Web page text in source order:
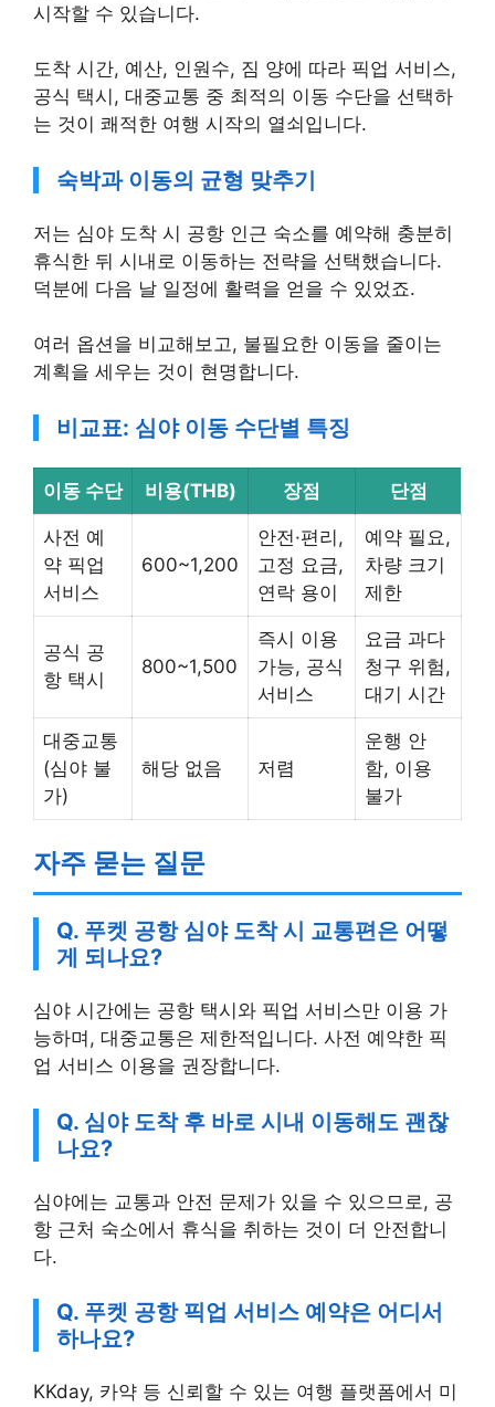
시작할 수 있습니다.
도착 시간, 예산, 인원수, 짐 양에 따라 픽업 서비스,
공식 택시, 대중교통 중 최적의 이동 수단을 선택하
는 것이 쾌적한 여행 시작의 열쇠입니다.
숙박과 이동의 균형 맞추기
저는 심야 도착 시 공항 인근 숙소를 예약해 충분히
휴식한 뒤 시내로 이동하는 전략을 선택했습니다.
덕분에 다음 날 일정에 활력을 얻을 수 있었죠.
여러 옵션을 비교해보고, 불필요한 이동을 줄이는
계획을 세우는 것이 현명합니다.
비교표: 심야 이동 수단별 특징
이동 수단 비용(THB) 장점 단점
사전 예
약 픽업
서비스
600~1,200
안전·편리,
고정 요금,
연락 용이
예약 필요,
차량 크기
제한
공식 공
항 택시
800~1,500
즉시 이용
가능, 공식
서비스
요금 과다
청구 위험,
대기 시간
대중교통
(심야 불
가)
해당 없음 저렴
운행 안
함, 이용
불가
자주 묻는 질문
Q. 푸켓 공항 심야 도착 시 교통편은 어떻
게 되나요?
심야 시간에는 공항 택시와 픽업 서비스만 이용 가
능하며, 대중교통은 제한적입니다. 사전 예약한 픽
업 서비스 이용을 권장합니다.
Q. 심야 도착 후 바로 시내 이동해도 괜찮
나요?
심야에는 교통과 안전 문제가 있을 수 있으므로, 공
항 근처 숙소에서 휴식을 취하는 것이 더 안전합니
다.
Q. 푸켓 공항 픽업 서비스 예약은 어디서
하나요?
KKday, 카약 등 신뢰할 수 있는 여행 플랫폼에서 미